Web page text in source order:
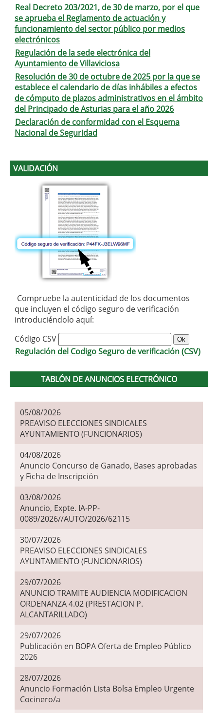
Real Decreto 203/2021, de 30 de marzo, por el que
se aprueba el Reglamento de actuación y
funcionamiento del sector público por medios
electrónicos
Regulación de la sede electrónica del
Ayuntamiento de Villaviciosa
Resolución de 30 de octubre de 2025 por la que se
establece el calendario de días inhábiles a efectos
de cómputo de plazos administrativos en el ámbito
del Principado de Asturias para el año 2026
Declaración de conformidad con el Esquema
Nacional de Seguridad
VALIDACIÓN
Compruebe la autenticidad de los documentos
que incluyen el código seguro de verificación
introduciéndolo aquí:
Código CSV
Regulación del Codigo Seguro de verificación (CSV)
TABLÓN DE ANUNCIOS ELECTRÓNICO
05/08/2026
PREAVISO ELECCIONES SINDICALES
AYUNTAMIENTO (FUNCIONARIOS)
04/08/2026
Anuncio Concurso de Ganado, Bases aprobadas
y Ficha de Inscripción
03/08/2026
Anuncio, Expte. IA-PP-
0089/2026//AUTO/2026/62115
30/07/2026
PREAVISO ELECCIONES SINDICALES
AYUNTAMIENTO (FUNCIONARIOS)
29/07/2026
ANUNCIO TRAMITE AUDIENCIA MODIFICACION
ORDENANZA 4.02 (PRESTACION P.
ALCANTARILLADO)
29/07/2026
Publicación en BOPA Oferta de Empleo Público
2026
28/07/2026
Anuncio Formación Lista Bolsa Empleo Urgente
Cocinero/a